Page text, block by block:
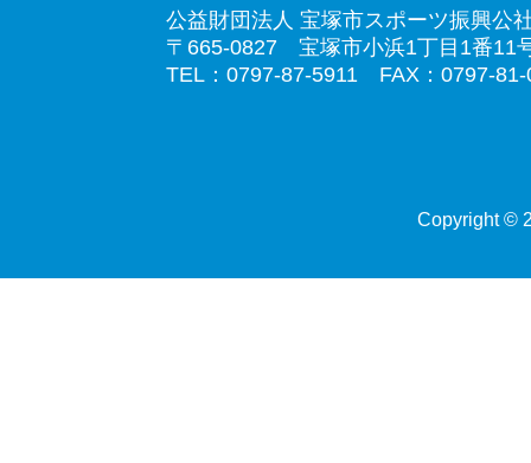
公益財団法人 宝塚市スポーツ振興公
〒665-0827 宝塚市小浜1丁目1番11
TEL：0797-87-5911 FAX：0797-81-
Copyright ©